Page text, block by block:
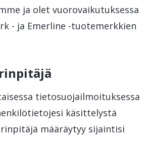
ja olet vuorovaikutuksessa
- ja Emerline -tuotemerkkien
tietosuojailmoituksessa
käsittelystä
määräytyy sijaintisi